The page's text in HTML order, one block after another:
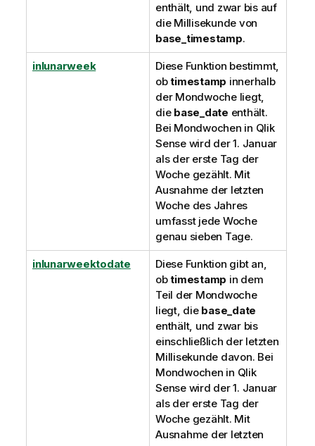
enthält, und zwar bis auf
die Millisekunde von
base_timestamp.
inlunarweek
Diese Funktion bestimmt,
obtimestamp innerhalb
der Mondwoche liegt,
die base_date enthält.
Bei Mondwochen in Qlik
Sensewird der 1. Januar
als der erste Tag der
Woche gezählt. Mit
Ausnahme der letzten
Woche des Jahres
umfasst jede Woche
genau sieben Tage.
inlunarweektodate
Diese Funktion gibt an,
obtimestamp in dem
Teil der Mondwoche
liegt, die base_date
enthält, und zwar bis
einschließlich der letzten
Millisekunde davon. Bei
Mondwochen in Qlik
Sensewird der 1. Januar
als der erste Tag der
Woche gezählt. Mit
Ausnahme der letzten